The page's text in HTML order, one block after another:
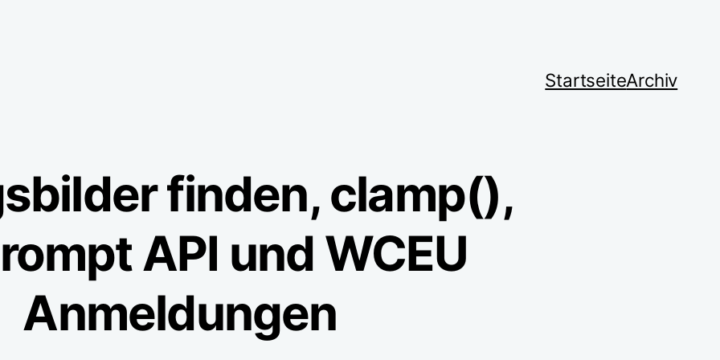
StartseiteArchiv
finden, clamp(),
API und WCEU
Anmeldungen